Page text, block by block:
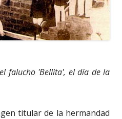
falucho 'Bellita', el día de la
titular de la hermandad